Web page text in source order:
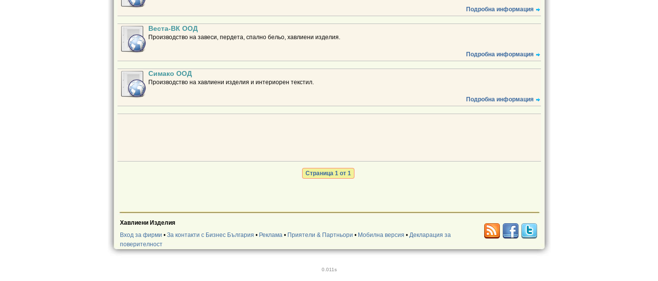
Подробна информация
Веста-ВК ООД
Производство на завеси, пердета, спално бельо, хавлиени изделия.
Подробна информация
Симако ООД
Производство на хавлиени изделия и интериорен текстил.
Подробна информация
Страница 1 от 1
Хавлиени Изделия
Вход за фирми • За контакти с Бизнес България • Реклама• Приятели & Партньори • Мобилна версия • Декларация за
поверителност
0.011s